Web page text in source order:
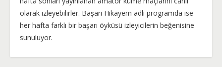
olarak izleyebilirler. Başarı Hikayem adlı programda ise
her hafta farklı bir başarı öyküsü izleyicilerin beğenisine
sunuluyor.